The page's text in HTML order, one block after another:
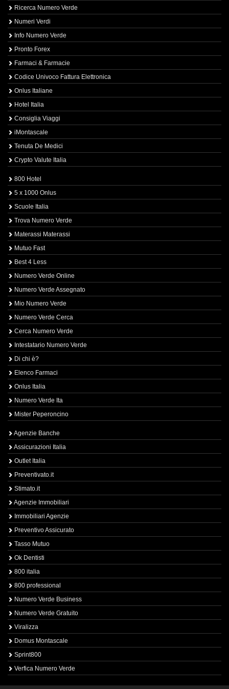
Ricerca Numero Verde
Numeri Verdi
Info Numero Verde
Pronto Forex
Farmaci & Farmacie
Codice Univoco Fattura Elettronica
Onlus Italiane
Hotel Italia
Consiglia Viaggi
iMontascale
Tenuta De Medici
Crypto Valute Italia
800 Hotel
5 x 1000 Onlus
Scuole Italia
Trova Numero Verde
Materassi Materassi
Mutuo Fast
Best 4 Less
Numero Verde Online
Numero Verde Assegnato
Mio Numero Verde
Numero Verde Cerca
Cerca Numero Verde
Intestatario Numero Verde
Di chi è?
Elenco Farmaci
Onlus Italia
Numero Verde Ita
Mister Peperoncino
Agenzie Banche
Assicurazioni Italia
Outlet Italia
Preventivato.it
Stimato.it
Agenzie Immobiliari
Immobiliari Agenzie
Preventivo Assicurato
Tasso Mutuo
Ok Dentisti
800 italia
800 professional
Numero Verde Business
Numero Verde Gratuito
Viralizza
Domus Montascale
Sprint800
Verfica Numero Verde